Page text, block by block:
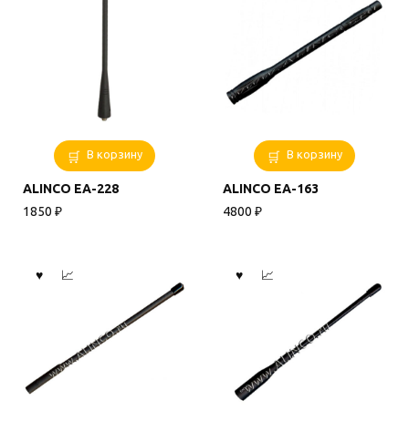
В корзину
ALINCO EA-228
1850 ₽
В корзину
ALINCO EA-163
4800 ₽